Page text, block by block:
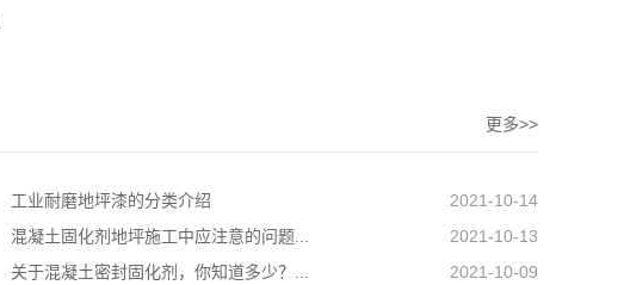
更多>>
工业耐磨地坪漆的分类介绍
2021-10-14
混凝土固化剂地坪施工中应注意的问题...
2021-10-13
关于混凝土密封固化剂，你知道多少？...
2021-10-09